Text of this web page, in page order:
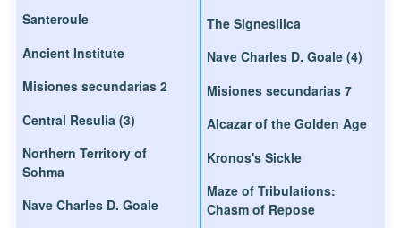
Santeroule
Ancient Institute
Misiones secundarias 2
Central Resulia (3)
Northern Territory of
Sohma
Nave Charles D. Goale
The Signesilica
Nave Charles D. Goale (4)
Misiones secundarias 7
Alcazar of the Golden Age
Kronos's Sickle
Maze of Tribulations:
Chasm of Repose